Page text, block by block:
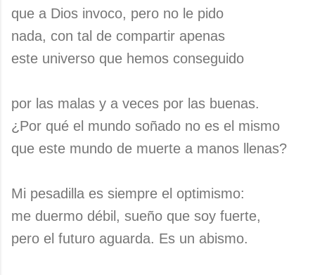
que a Dios invoco, pero no le pido
nada, con tal de compartir apenas
este universo que hemos conseguido
por las malas y a veces por las buenas.
¿Por qué el mundo soñado no es el mismo
que este mundo de muerte a manos llenas?
Mi pesadilla es siempre el optimismo:
me duermo débil, sueño que soy fuerte,
pero el futuro aguarda. Es un abismo.